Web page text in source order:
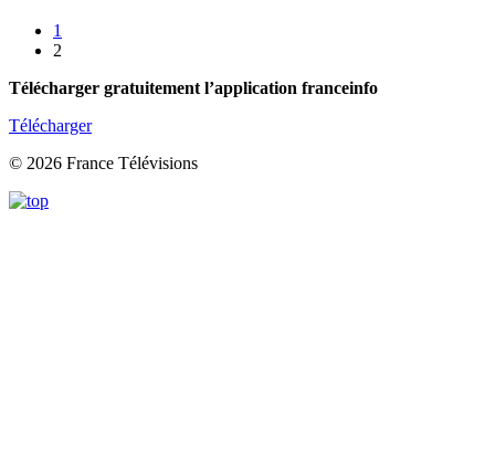
1
2
Télécharger gratuitement l’application franceinfo
Télécharger
© 2026 France Télévisions